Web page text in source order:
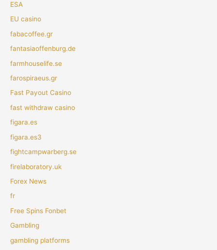
ESA
EU casino
fabacoffee.gr
fantasiaoffenburg.de
farmhouselife.se
farospiraeus.gr
Fast Payout Casino
fast withdraw casino
figara.es
figara.es3
fightcampwarberg.se
firelaboratory.uk
Forex News
fr
Free Spins Fonbet
Gambling
gambling platforms